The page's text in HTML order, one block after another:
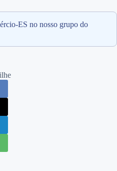
ES no nosso grupo do